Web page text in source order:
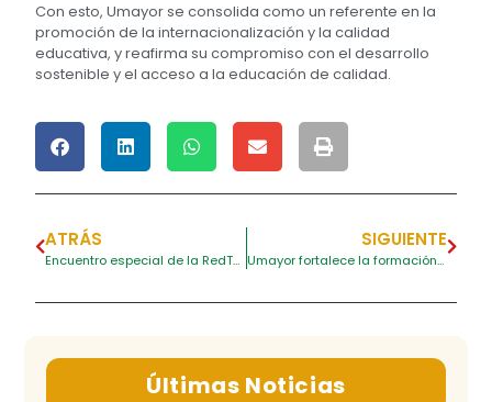
Con esto, Umayor se consolida como un referente en la
promoción de la internacionalización y la calidad
educativa, y reafirma su compromiso con el desarrollo
sostenible y el acceso a la educación de calidad.
ATRÁS
Encuentro especial de la RedTTU para discutir el Plan Integral de Cobertura 2023-2026
SIGUIENTE
Umayor fortalece la formación de sus profesores en la enseñanza de idiomas extranjeros
Últimas Noticias